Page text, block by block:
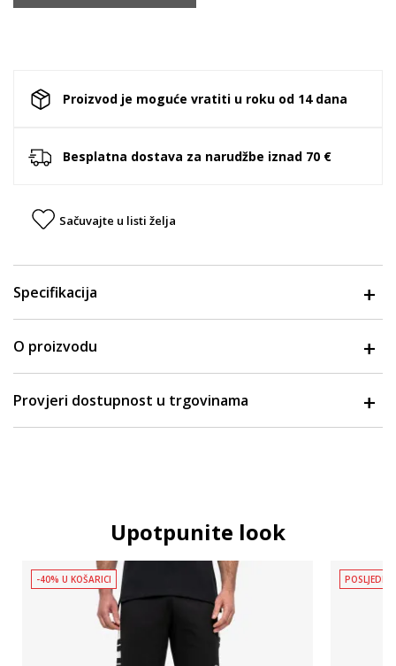
Proizvod je moguće vratiti u roku od 14 dana
Besplatna dostava za narudžbe iznad 70 €
Sačuvajte u listi želja
Specifikacija
O proizvodu
Provjeri dostupnost u trgovinama
Upotpunite look
-40% U KOŠARICI